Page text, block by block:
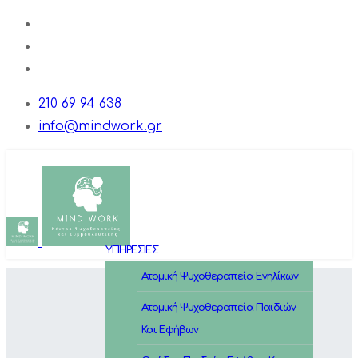
210 69 94 638
info@mindwork.gr
ΥΠΗΡΕΣΙΕΣ
Ατομική Ψυχοθεραπεία Ενηλίκων
Ατομική Ψυχοθεραπεία Παιδιών
Και Εφήβων